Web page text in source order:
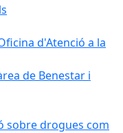
d'Atenció a la
de Benestar i
sobre drogues com